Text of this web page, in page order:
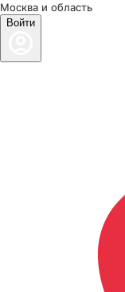
Москва и область
Войти